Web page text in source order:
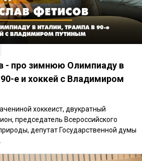
- про зимнюю Олимпиаду в
е и хоккей с Владимиром
хоккеист, двукратный
председатель Всероссийского
депутат Государственной думы